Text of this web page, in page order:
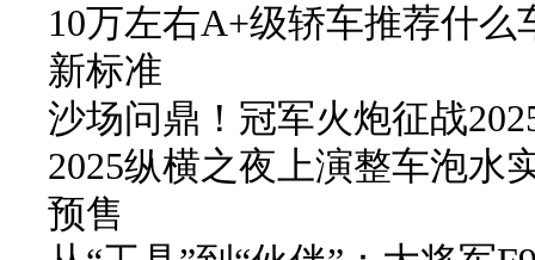
10万左右A+级轿车推荐什
新标准
沙场问鼎！冠军火炮征战
2025纵横之夜上演整车泡水
预售